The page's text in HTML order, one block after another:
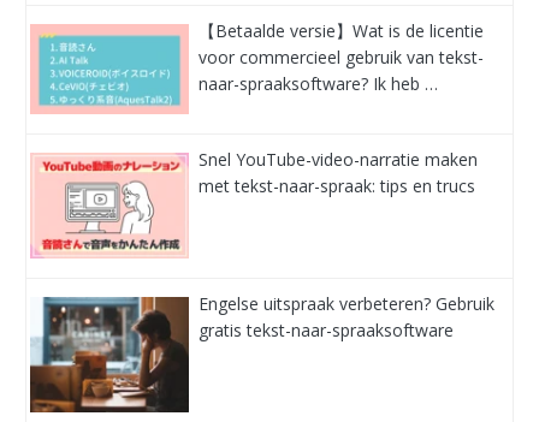
【Betaalde versie】Wat is de licentie
voor commercieel gebruik van tekst-
naar-spraaksoftware? Ik heb …
Snel YouTube-video-narratie maken
met tekst-naar-spraak: tips en trucs
Engelse uitspraak verbeteren? Gebruik
gratis tekst-naar-spraaksoftware